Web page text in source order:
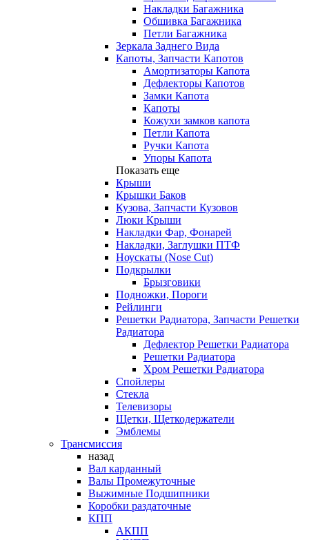
Накладки Багажника
Обшивка Багажника
Петли Багажника
Зеркала Заднего Вида
Капоты, Запчасти Капотов
Амортизаторы Капота
Дефлекторы Капотов
Замки Капота
Капоты
Кожухи замков капота
Петли Капота
Ручки Капота
Упоры Капота
Показать еще
Крыши
Крышки Баков
Кузова, Запчасти Кузовов
Люки Крыши
Накладки Фар, Фонарей
Накладки, Заглушки ПТФ
Ноускаты (Nose Cut)
Подкрылки
Брызговики
Подножки, Пороги
Рейлинги
Решетки Радиатора, Запчасти Решетки
Радиатора
Дефлектор Решетки Радиатора
Решетки Радиатора
Хром Решетки Радиатора
Спойлеры
Стекла
Телевизоры
Щетки, Щеткодержатели
Эмблемы
Трансмиссия
назад
Вал карданный
Валы Промежуточные
Выжимные Подшипники
Коробки раздаточные
КПП
АКПП